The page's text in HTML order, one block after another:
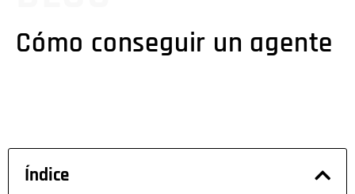
Cómo conseguir un agente
Índice